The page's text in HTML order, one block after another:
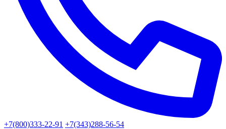
+7(800)333-22-91 +7(343)288-56-54